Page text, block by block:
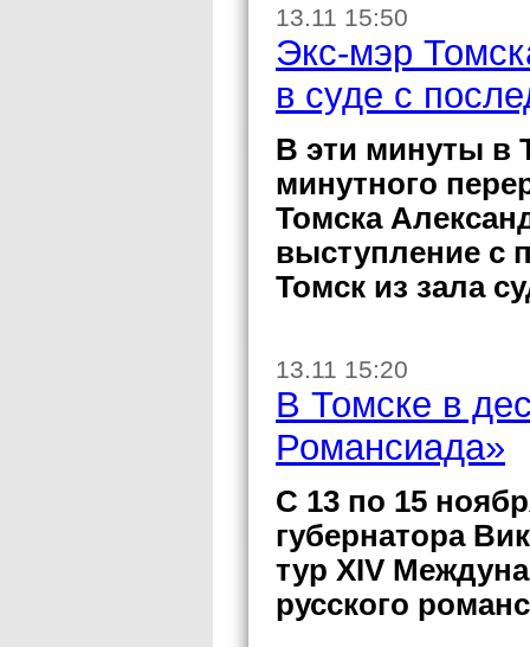
13.11 15:50
Экс-мэр
в суде с
В эти минуты в
минутного
Томска
выступление с
Томск из зала
13.11 15:20
В Томске в
Романсиада»
С 13 по 15
губернатора
тур XIV
русского